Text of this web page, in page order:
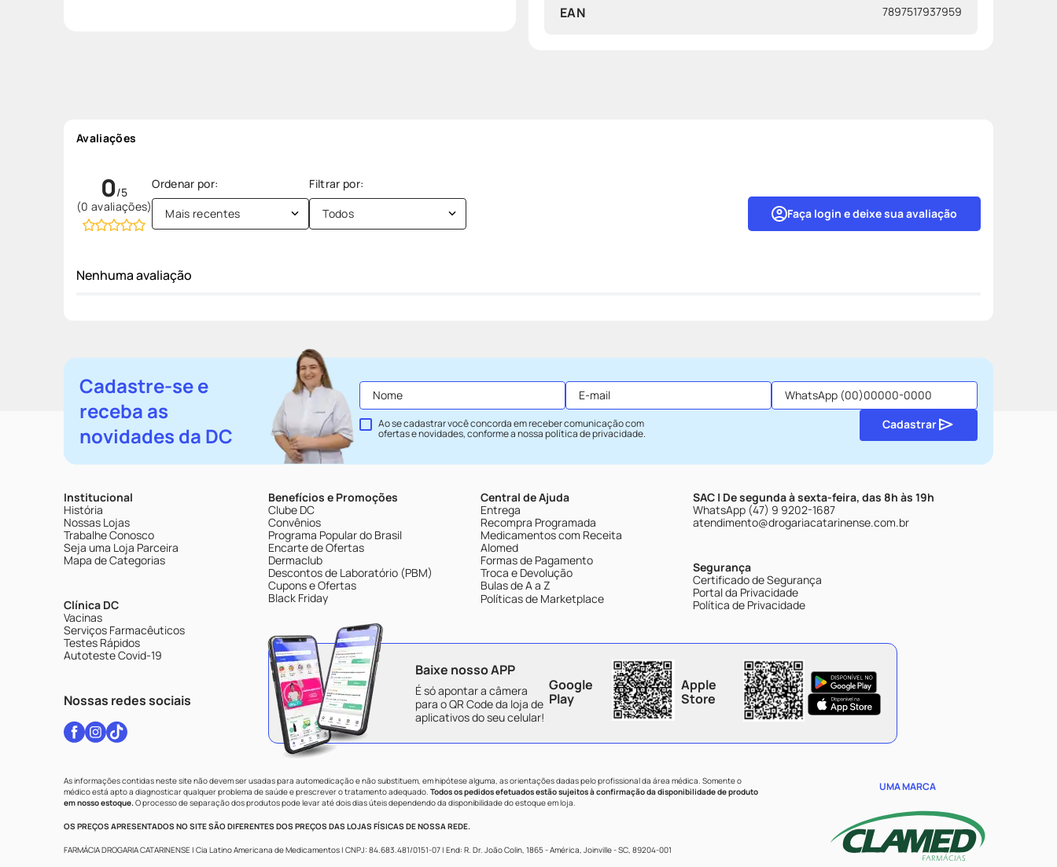
EAN 7897517937959
Avaliações
0
(0 avaliações) Faça login e deixe sua avaliação
Mais recentes Todos
Nenhuma avaliação
Cadastre-se e
receba as
novidades da DC
Ao se cadastrar você concorda em receber comunicação com
ofertas e novidades, conforme a nossapolítica de privacidade.
Cadastrar
Institucional
História
Nossas Lojas
Trabalhe Conosco
Seja uma Loja Parceira
Mapa de Categorias
Clínica DC
Vacinas
Serviços Farmacêuticos
Testes Rápidos
Autoteste Covid-19
Nossas redes sociais
Benefícios e Promoções
Clube DC
Convênios
Programa Popular do Brasil
Encarte de Ofertas
Dermaclub
Descontos de Laboratório (PBM)
Cupons e Ofertas
Black Friday
Central de Ajuda
Entrega
Recompra Programada
Medicamentos com Receita
Alomed
Formas de Pagamento
Troca e Devolução
Bulas de A a Z
Políticas de Marketplace
SAC | De segunda à sexta-feira, das 8h às 19h
WhatsApp (47) 9 9202-1687
atendimento@drogariacatarinense.com.br
Segurança
Certificado de Segurança
Portal da Privacidade
Política de Privacidade
Baixe nosso APP
É só apontar a câmera
para o QR Code da loja de
aplicativos do seu celular!
Google
Play
Apple
Store
As informações contidas neste site não devem ser usadas para automedicação e não substituem, em hipótese alguma, as orientações dadas pelo profissional da área médica. Somente o
médico está apto a diagnosticar qualquer problema de saúde e prescrever o tratamento adequado. Todos os pedidos efetuados estão sujeitos à confirmação da disponibilidade de produto
em nosso estoque.O processo de separação dos produtos pode levar até dois dias úteis dependendo da disponibilidade do estoque em loja.
OS PREÇOS APRESENTADOS NO SITE SÃO DIFERENTES DOS PREÇOS DAS LOJAS FÍSICAS DE NOSSA REDE.
FARMÁCIA DROGARIA CATARINENSE | Cia Latino Americana de Medicamentos | CNPJ: 84.683.481/0151-07 | End: R. Dr. João Colin, 1865 - América, Joinville - SC, 89204-001
UMA MARCA